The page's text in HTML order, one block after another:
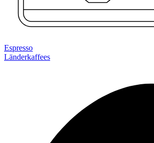
Espresso
Länderkaffees